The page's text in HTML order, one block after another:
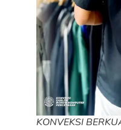
KONVEKSI